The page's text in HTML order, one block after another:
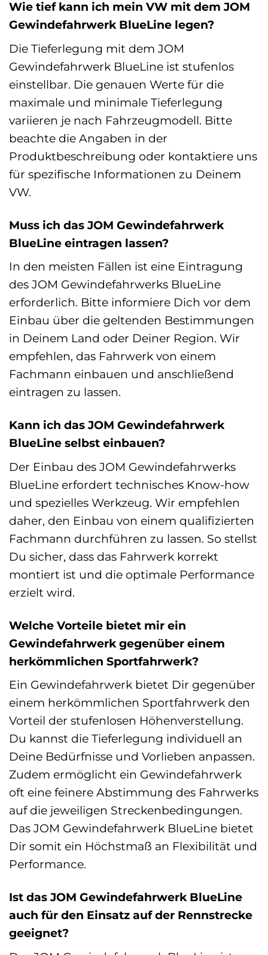
Wie tief kann ich mein VW mit dem JOM
Gewindefahrwerk BlueLine legen?
Die Tieferlegung mit dem JOM
Gewindefahrwerk BlueLine ist stufenlos
einstellbar. Die genauen Werte für die
maximale und minimale Tieferlegung
variieren je nach Fahrzeugmodell. Bitte
beachte die Angaben in der
Produktbeschreibung oder kontaktiere uns
für spezifische Informationen zu Deinem
VW.
Muss ich das JOM Gewindefahrwerk
BlueLine eintragen lassen?
In den meisten Fällen ist eine Eintragung
des JOM Gewindefahrwerks BlueLine
erforderlich. Bitte informiere Dich vor dem
Einbau über die geltenden Bestimmungen
in Deinem Land oder Deiner Region. Wir
empfehlen, das Fahrwerk von einem
Fachmann einbauen und anschließend
eintragen zu lassen.
Kann ich das JOM Gewindefahrwerk
BlueLine selbst einbauen?
Der Einbau des JOM Gewindefahrwerks
BlueLine erfordert technisches Know-how
und spezielles Werkzeug. Wir empfehlen
daher, den Einbau von einem qualifizierten
Fachmann durchführen zu lassen. So stellst
Du sicher, dass das Fahrwerk korrekt
montiert ist und die optimale Performance
erzielt wird.
Welche Vorteile bietet mir ein
Gewindefahrwerk gegenüber einem
herkömmlichen Sportfahrwerk?
Ein Gewindefahrwerk bietet Dir gegenüber
einem herkömmlichen Sportfahrwerk den
Vorteil der stufenlosen Höhenverstellung.
Du kannst die Tieferlegung individuell an
Deine Bedürfnisse und Vorlieben anpassen.
Zudem ermöglicht ein Gewindefahrwerk
oft eine feinere Abstimmung des Fahrwerks
auf die jeweiligen Streckenbedingungen.
Das JOM Gewindefahrwerk BlueLine bietet
Dir somit ein Höchstmaß an Flexibilität und
Performance.
Ist das JOM Gewindefahrwerk BlueLine
auch für den Einsatz auf der Rennstrecke
geeignet?